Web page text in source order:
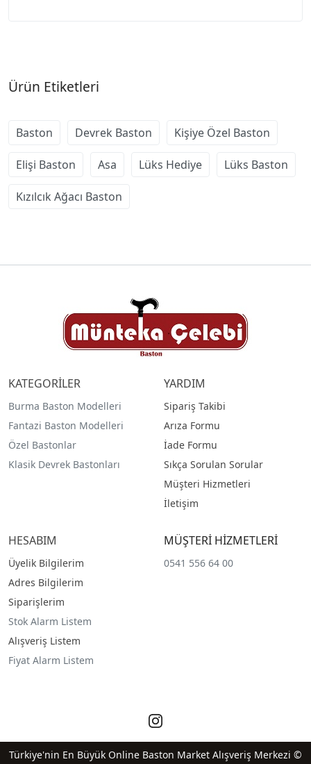
Ürün Etiketleri
Baston Devrek Baston Kişiye Özel Baston
Elişi Baston Asa Lüks Hediye Lüks Baston
Kızılcık Ağacı Baston
KATEGORİLER
Burma Baston Modelleri
Fantazi Baston Modelleri
Özel Bastonlar
Klasik Devrek Bastonları
YARDIM
Sipariş Takibi
Arıza Formu
İade Formu
Sıkça Sorulan Sorular
Müşteri Hizmetleri
İletişim
HESABIM
Üyelik Bilgilerim
Adres Bilgilerim
Siparişlerim
Stok Alarm Listem
Alışveriş Listem
Fiyat Alarm Listem
MÜŞTERİ HİZMETLERİ
0541 556 64 00
Türkiye'nin En Büyük Online Baston Market Alışveriş Merkezi ©